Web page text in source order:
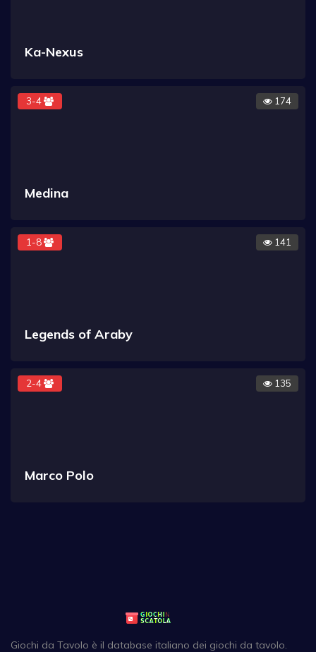
Ka-Nexus
3-4 174
Medina
1-8 141
Legends of Araby
2-4 135
Marco Polo
Giochi da Tavolo è il database italiano dei giochi da tavolo.